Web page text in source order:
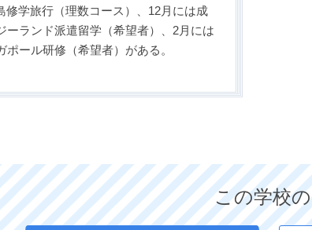
修学旅行（理数コース）、12月には成
ーランド派遣留学（希望者）、2月には
ール研修（希望者）がある。
この学校の